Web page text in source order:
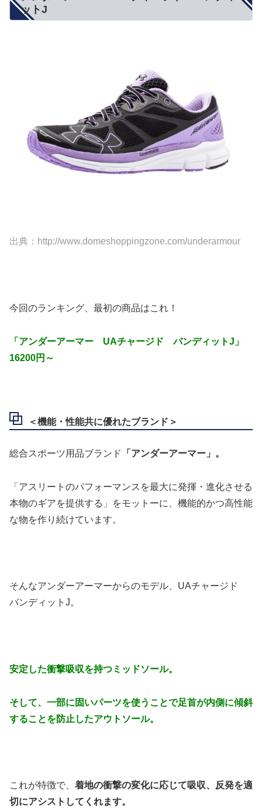
ットJ
出典：http://www.domeshoppingzone.com/underarmour
今回のランキング、最初の商品はこれ！
「アンダーアーマー UAチャージド バンディットJ」
16200円～
＜機能・性能共に優れたブランド＞
総合スポーツ用品ブランド 「アンダーアーマー」。
「アスリートのパフォーマンスを最大に発揮・進化させる
本物のギアを提供する」をモットーに、機能的かつ高性能
な物を作り続けています。
そんなアンダーアーマーからのモデル、UAチャージド
バンディットJ。
安定した衝撃吸収を持つミッドソール。
そして、一部に固いパーツを使うことで足首が内側に傾斜
することを防止したアウトソール。
これが特徴で、 着地の衝撃の変化に応じて吸収、反発を適
切にアシストしてくれます。